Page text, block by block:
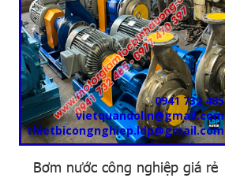
0941 732 485
vietquandolin@gmail.com
thietbicongnghiep.ldp@gmail.com
Bơm nước công nghiệp giá rẻ